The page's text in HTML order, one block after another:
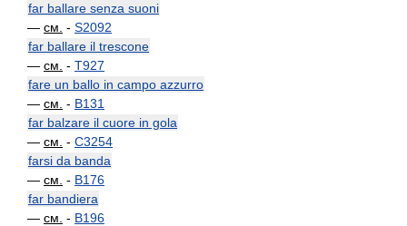
far ballare senza suoni
— см. - S2092
far ballare il trescone
— см. - T927
fare un ballo in campo azzurro
— см. - B131
far balzare il cuore in gola
— см. - C3254
farsi da banda
— см. - B176
far bandiera
— см. - B196